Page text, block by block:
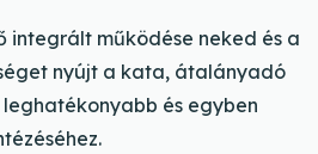
integrált működése neked és a
nyújt a kata, átalányadó
és egyben